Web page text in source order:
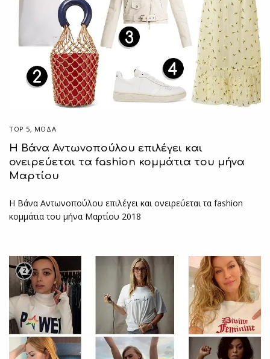
TOP 5, ΜΟΔΑ
Η Βάνα Αντωνοπούλου επιλέγει και
ονειρεύεται τα fashion κομμάτια του μήνα
Μαρτίου
Η Βάνα Αντωνοπούλου επιλέγει και ονειρεύεται τα fashion
κομμάτια του μήνα Μαρτίου 2018
2